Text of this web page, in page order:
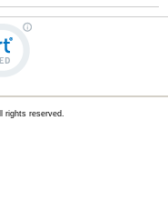
rights reserved.